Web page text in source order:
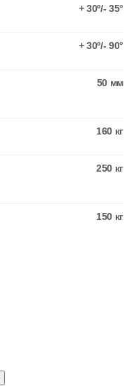
+ 30º/- 35°
+ 30º/- 90°
50 мм
160 кг
250 кг
150 кг